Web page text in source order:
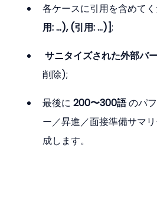
各ケースに引用を含めて
用: …), (引用: …)];
サニタイズされた外部バ
削除);
最後に 200〜300語 のパ
ー／昇進／面接準備サマ
成します。